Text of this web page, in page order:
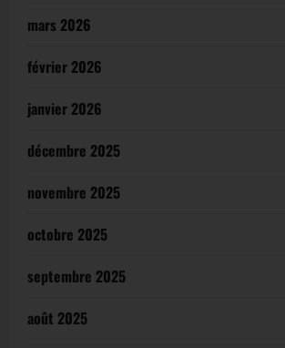
mars 2026
février 2026
janvier 2026
décembre 2025
novembre 2025
octobre 2025
septembre 2025
août 2025